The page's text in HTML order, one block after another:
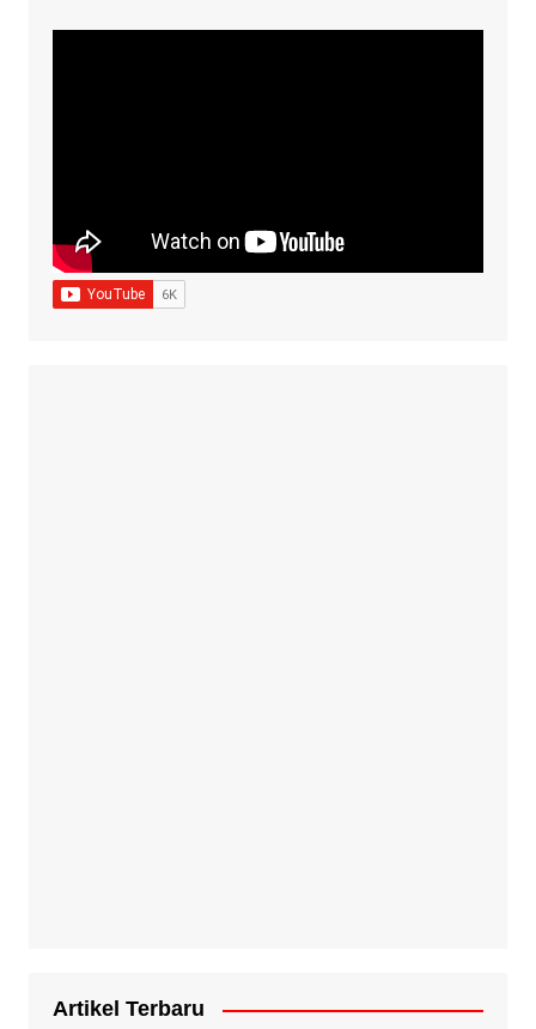
Artikel Terbaru